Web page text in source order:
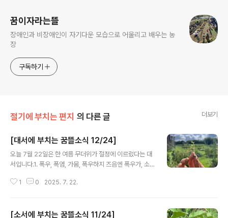
꿈이자라는뜰
장애인과 비장애인이 자기다운 모습으로 어울리고 배우는 농
장
구독하기
절기에 부치는 편지 의 다른 글 더보기
[대서에 부치는 꿈뜰소식 12/24]
오늘 7월 22일은 한 여름 무더위가 절정에 이르렀다는 대
서입니다.1. 폭우, 폭염, 가뭄, 폭우하지 즈음엔 폭우가, 소
홍동면에 420ml 폭우가 내렸어요. 꿈뜰은 피해가 적었지
에도 대응할 준비를 해두어야겠습니다.2. 여름의 소리, 여
1 0 2025. 7. 22.
[소서에 부치는 꿈뜰소식 11/24]